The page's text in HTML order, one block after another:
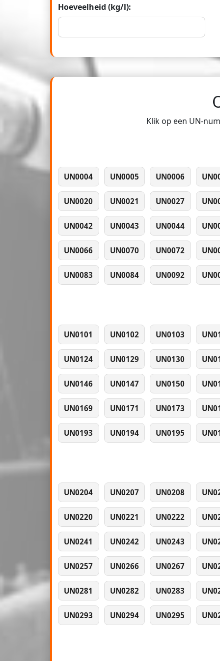
Hoeveelheid (kg/l):
Klik op een UN-
UN0004 UN0005 UN0006
UN0020 UN0021 UN0027
UN0042 UN0043 UN0044
UN0066 UN0070 UN0072
UN0083 UN0084 UN0092
UN0101 UN0102 UN0103
UN0124 UN0129 UN0130
UN0146 UN0147 UN0150
UN0169 UN0171 UN0173
UN0193 UN0194 UN0195
UN0204 UN0207 UN0208
UN0220 UN0221 UN0222
UN0241 UN0242 UN0243
UN0257 UN0266 UN0267
UN0281 UN0282 UN0283
UN0293 UN0294 UN0295